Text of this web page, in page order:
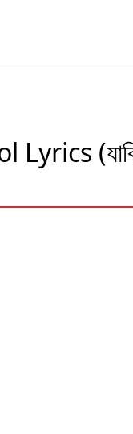
(যাবি